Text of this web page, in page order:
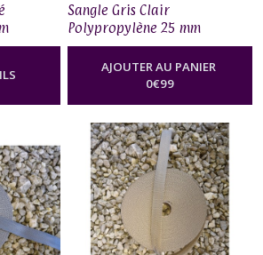
Sangle Gris Clair
Polypropylène 25 mm
AJOUTER AU PANIER
0€99